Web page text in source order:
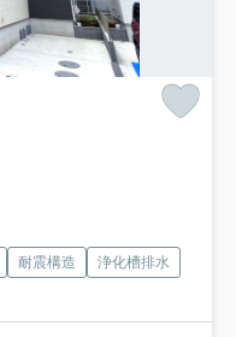
耐震構造
浄化槽排水